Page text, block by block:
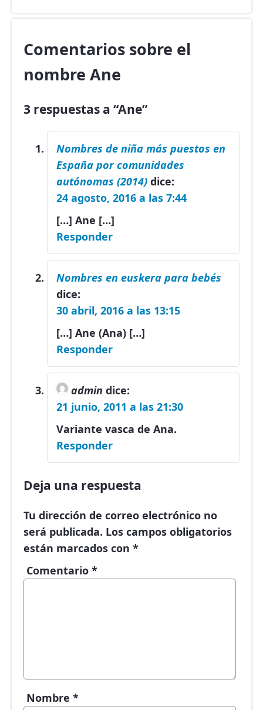
Comentarios sobre el
nombre Ane
3 respuestas a “Ane”
Nombres de niña más puestos en
España por comunidades
autónomas (2014) dice:
24 agosto, 2016 a las 7:44
[…] Ane […]
Responder
Nombres en euskera para bebés
dice:
30 abril, 2016 a las 13:15
[…] Ane (Ana) […]
Responder
admin dice:
21 junio, 2011 a las 21:30
Variante vasca de Ana.
Responder
Deja una respuesta
Tu dirección de correo electrónico no
será publicada. Los campos obligatorios
están marcados con *
Comentario *
Nombre *